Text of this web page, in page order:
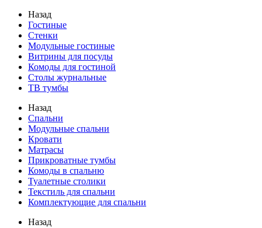
Назад
Гостиные
Стенки
Модульные гостиные
Витрины для посуды
Комоды для гостиной
Столы журнальные
ТВ тумбы
Назад
Спальни
Модульные спальни
Кровати
Матрасы
Прикроватные тумбы
Комоды в спальню
Туалетные столики
Текстиль для спальни
Комплектующие для спальни
Назад